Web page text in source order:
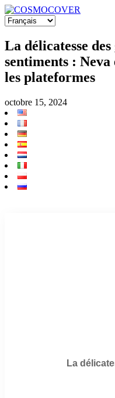
La délicatesse
sentiments :
les plateformes
octobre 15, 2024
La